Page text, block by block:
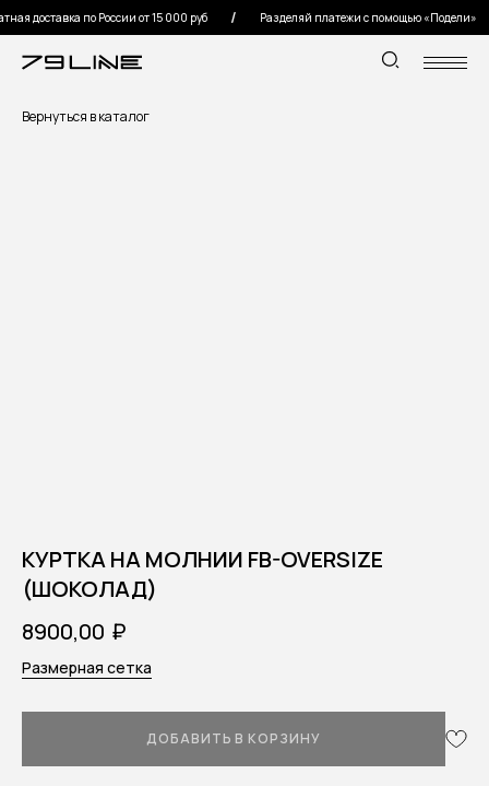
доставка по России от 15 000 руб Разделяй платежи с помощью «Подели»
Вернуться в каталог
КУРТКА НА МОЛНИИ FB-OVERSIZE
(ШОКОЛАД)
8900,00 ₽
Размерная сетка
ДОБАВИТЬ В КОРЗИНУ